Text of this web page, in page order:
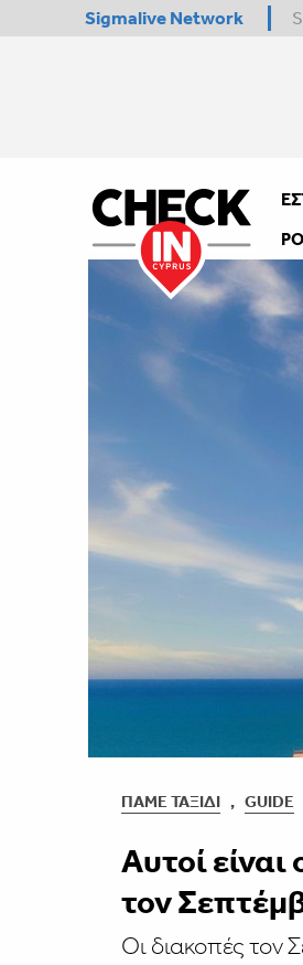
Sigmalive Network
ΠΆΜΕ ΤΑΞΊΔΙ , GUIDE
Aυτοί
τον
Οι διακοπές τον